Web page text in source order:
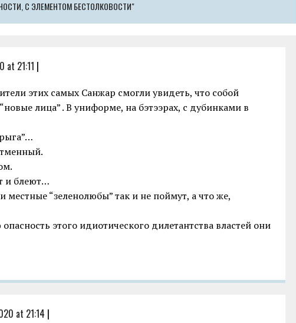
С ЭЛЕМЕНТОМ БЕСТОЛКОВОСТИ"
at 21:11 |
этих самых Санжар смогли увидеть, что собой
лица” . В униформе, на бэтээрах, с дубинками в
и блеют…
местные “зеленолюбы” так и не поймут, а что же,
этого идиотического дилетантства властей они
at 21:14 |